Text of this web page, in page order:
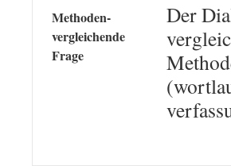
Methoden-
vergleichende
Frage
Der